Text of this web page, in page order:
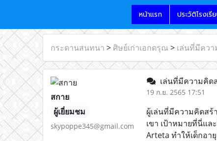
หน้าแรก ประวัติโรงเรี
กระดานสนทนา > ศิษย์เก่าเอกดรุณ > เล่นที่มีคว
สกาย
ผู้เยี่ยมชม
skypoppe345@gmail.com
เล่นที่มีความคิด
19 ก.ย. 2565 17:51
ผู้เล่นที่มีความคิดสร้
เขา เป้าหมายที่นี่แ
Arteta ทำให้เด็กอา